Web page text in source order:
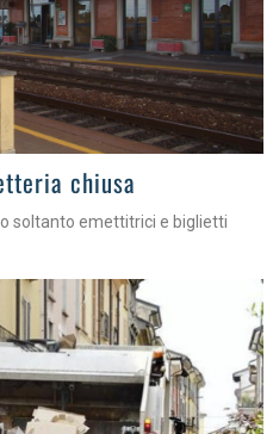
chiusa
soltanto emettitrici e biglietti